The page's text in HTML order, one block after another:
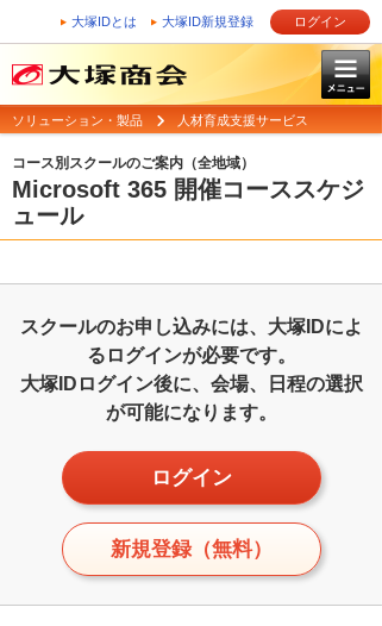
大塚IDとは 大塚ID新規登録 ログイン
ソリューション・製品 人材育成支援サービス
コース別スクールのご案内（全地域）
Microsoft 365 開催コーススケジ
ュール
スクールのお申し込みには、大塚IDによ
るログインが必要です。
大塚IDログイン後に、会場、日程の選択
が可能になります。
ログイン
新規登録（無料）